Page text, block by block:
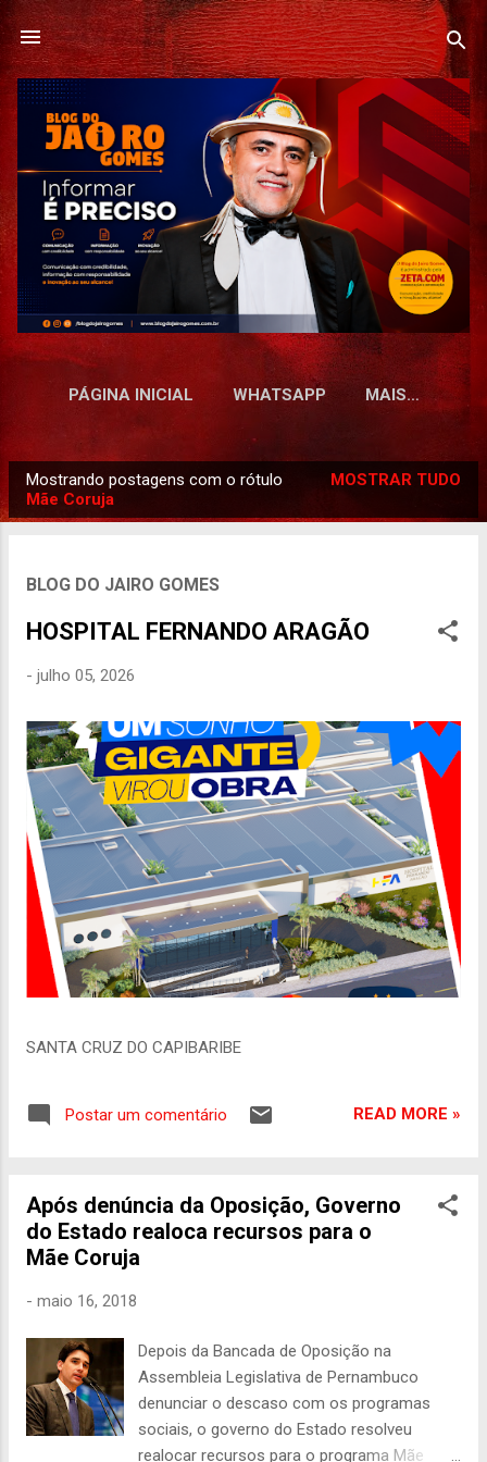
Pular para o conteúdo principal
PÁGINA INICIAL WHATSAPP MAIS…
o
Mostrando postagens com o rótulo
Mãe Coruja
MOSTRAR TUDO
BLOG DO JAIRO GOMES
HOSPITAL FERNANDO ARAGÃO
- julho 05, 2026
SANTA CRUZ DO CAPIBARIBE
Postar um comentário READ MORE »
Após denúncia da Oposição, Governo
do Estado realoca recursos para o
Mãe Coruja
- maio 16, 2018
Depois da Bancada de Oposição na
Assembleia Legislativa de Pernambuco
denunciar o descaso com os programas
sociais, o governo do Estado resolveu
realocar recursos para o programa Mãe